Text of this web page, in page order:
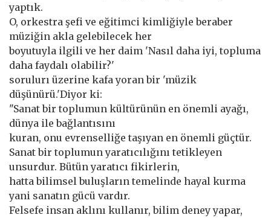
yaptık.
O, orkestra şefi ve eğitimci kimliğiyle beraber
müziğin akla gelebilecek her
boyutuyla ilgili ve her daim 'Nasıl daha iyi, topluma
daha faydalı olabilir?'
sorulurı üzerine kafa yoran bir 'müzik
düşünürü.'Diyor ki:
"Sanat bir toplumun kültürünün en önemli ayağı,
dünya ile bağlantısını
kuran, onu evrenselliğe taşıyan en önemli güçtür.
Sanat bir toplumun yaratıcılığını tetikleyen
unsurdur. Bütün yaratıcı fikirlerin,
hatta bilimsel buluşların temelinde hayal kurma
yani sanatın gücü vardır.
Felsefe insan aklını kullanır, bilim deney yapar,